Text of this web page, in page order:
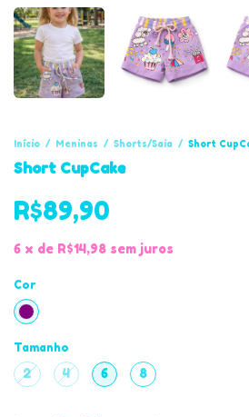
Início / Meninas / Shorts/Saia / Short
Short CupCake
R$89,90
6 x de R$14,98 sem juros
Cor
Tamanho
2 4 6 8